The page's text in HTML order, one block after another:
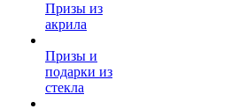
Призы из
акрила
Призы и
подарки из
стекла